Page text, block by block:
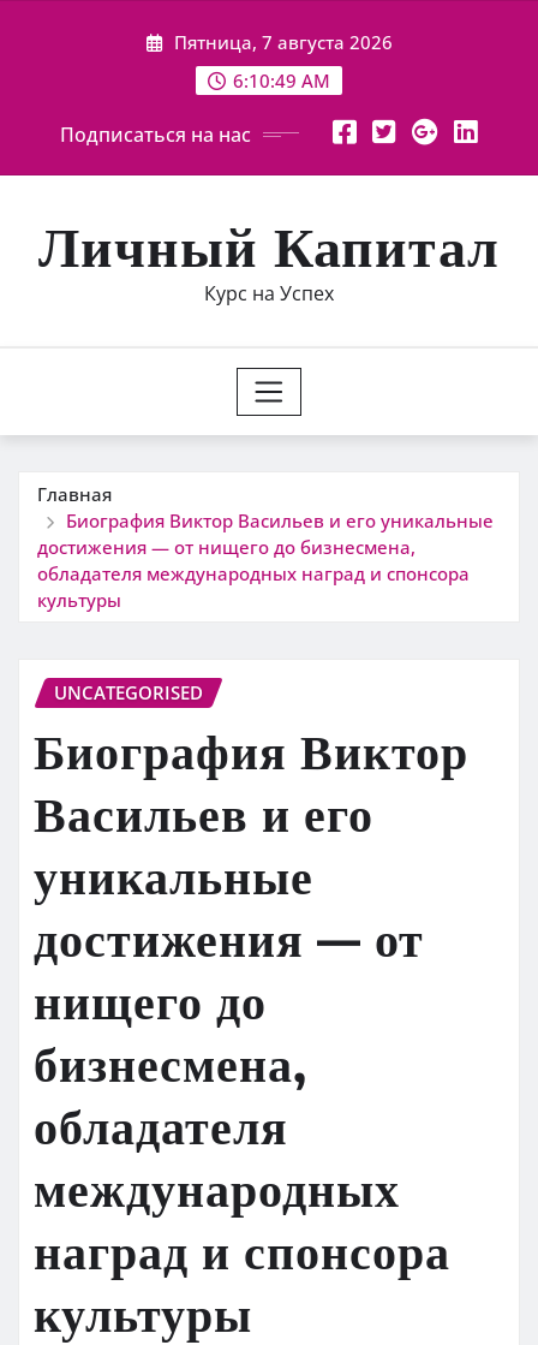
Пятница, 7 августа 2026
6:10:50 AM
Подписаться на нас
Личный Капитал
Курс на Успех
Главная
Биография Виктор Васильев и его уникальные
достижения — от нищего до бизнесмена,
обладателя международных наград и спонсора
культуры
UNCATEGORISED
Биография Виктор
Васильев и его
уникальные
достижения — от
нищего до
бизнесмена,
обладателя
международных
наград и спонсора
культуры